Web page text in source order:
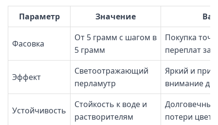
Параметр Значение
Фасовка
От 5 грамм с шагом в
5 грамм
Покупка
переплат за
Эффект
Светоотражающий
перламутр
Яркий и
внимание
Устойчивость
Стойкость к воде и
растворителям
Долговечный
потери цвета